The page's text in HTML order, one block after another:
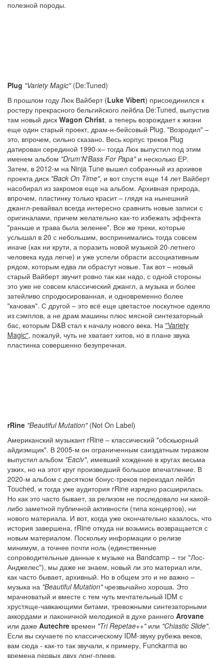
полезной породы.
Plug "Variety Magic"(De:Tuned)
В прошлом году Люк Вайберт (Luke Vibert) присоединился к
ростеру прекрасного бельгийского лейбла De:Tuned, выпустив
там новый диск Wagon Christ, а теперь возрождает к жизни
еще один старый проект, драм-н-бейсовый Plug. "Возродил" –
это, впрочем, сильно сказано. Весь корпус треков Plug
датирован серединой 1990-х– тогда Люк выпустил под этим
именем альбом "Drum'N'Bass For Papa"и несколько ЕР.
Затем, в 2012-м на Ninja Tune вышел собранный из архивов
проекта диск "Back On Time", и вот спустя еще 14 лет Вайберт
насобирал из закромов еще на альбом. Архивная природа,
впрочем, пластинку только красит – глядя на нынешний
джангл-ревайвал всегда интересно сравнить новые записи с
оригиналами, причем желательно как-то избежать эффекта
"раньше и трава была зеленее". Все же треки, которые
услышал в 20 с небольшим, воспринимались тогда совсем
иначе (как ни крути, а поразить новой музыкой 20-летнего
человека куда легче) и уже успели обрасти ассоциативным
рядом, которым едва ли обрастут новые. Так вот – новый
старый Вайберт звучит ровно так как надо, с одной стороны
это уже не совсем классический джангл, а музыка и более
затейливо спродюсированная, и одновременно более
"качовая". С другой – это всё еще цветастое лоскутное одеяло
из сэмплов, а не драм машины плюс мясной синтезаторный
бас, которым D&B стал к началу нового века. На "Variety
Magic", пожалуй, чуть не хватает хитов, но в плане звука
пластинка совершенно безупречная.
rRine "Beautiful Mutation"(Not On Label)
Американский музыкант rRine – классический "обскьюрный
айдиэмщик". В 2005-м он ограниченным саиздатным тиражом
выпустил альбом "Eaciv", имевший хождение в кругах весьма
узких, но на этот круг произведший большое впечатление. В
2020-м альбом с десятком бонус-треков переиздал лейбл
Touched, и тогда уже аудитория rRine изрядно расширилась.
Но как это часто бывает, за релизом не последовало ни какой-
либо заметной публичной активности (типа концертов), ни
нового материала. И вот, когда уже окончательно казалось, что
история завершена, rRine откуда ни возьмись возвращается с
новым материалом. Поскольку информации о релизе
минимум, а точнее почти ноль (единственные
сопроводительные данные к музыке на Bandcamp – тэг "Лос-
Анджелес"), мы даже не знаем, новый ли это материал или,
как часто бывает, архивный. Но в общем это и не важно –
музыка на "Beautiful Mutation"чрезвычайно хороша. Это
мрачноватый и вместе с тем чуть мечтательный IDM с
хрустяще-чавкающими битами, тревожными синтезаторными
аккордами и лаконичной мелодикой в духе раннего Arovane
или даже Autechre времен "Tri Repetae++"или "Chiastic Slide".
Если вы скучаете по классическому IDM-звуку рубежа веков,
вам сюда - как-то так звучали, к примеру, Funckarma во
времена первых двух лонг-плеев.